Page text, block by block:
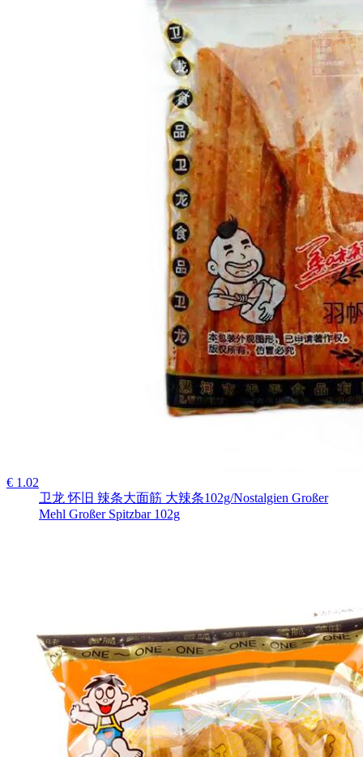
€ 1.02
卫龙 怀旧 辣条大面筋 大辣条102g/Nostalgien Großer
Mehl Großer Spitzbar 102g